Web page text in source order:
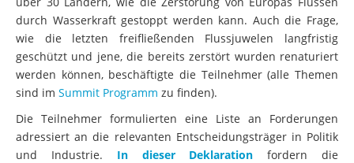
durch Wasserkraft gestoppt werden kann. Auch die Frage,
wie die letzten freifließenden Flussjuwelen langfristig
geschützt und jene, die bereits zerstört wurden renaturiert
werden können, beschäftigte die Teilnehmer (alle Themen
sind im Summit Programm zu finden).
Die Teilnehmer formulierten eine Liste an Forderungen
adressiert an die relevanten Entscheidungsträger in Politik
und Industrie. In dieser Deklaration fordern die